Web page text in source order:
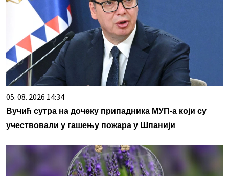
05. 08. 2026 14:34
Вучић сутра на дочеку припадника МУП-а који су
учествовали у гашењу пожара у Шпанији